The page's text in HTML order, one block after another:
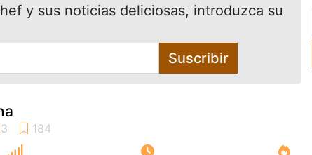
y sus noticias deliciosas, introduzca su
Suscribir